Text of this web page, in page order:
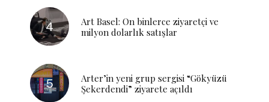
Art Basel: On binlerce ziyaretçi ve
milyon dolarlık satışlar
Arter’in yeni grup sergisi “Gökyüzü
Şekerdendi” ziyarete açıldı